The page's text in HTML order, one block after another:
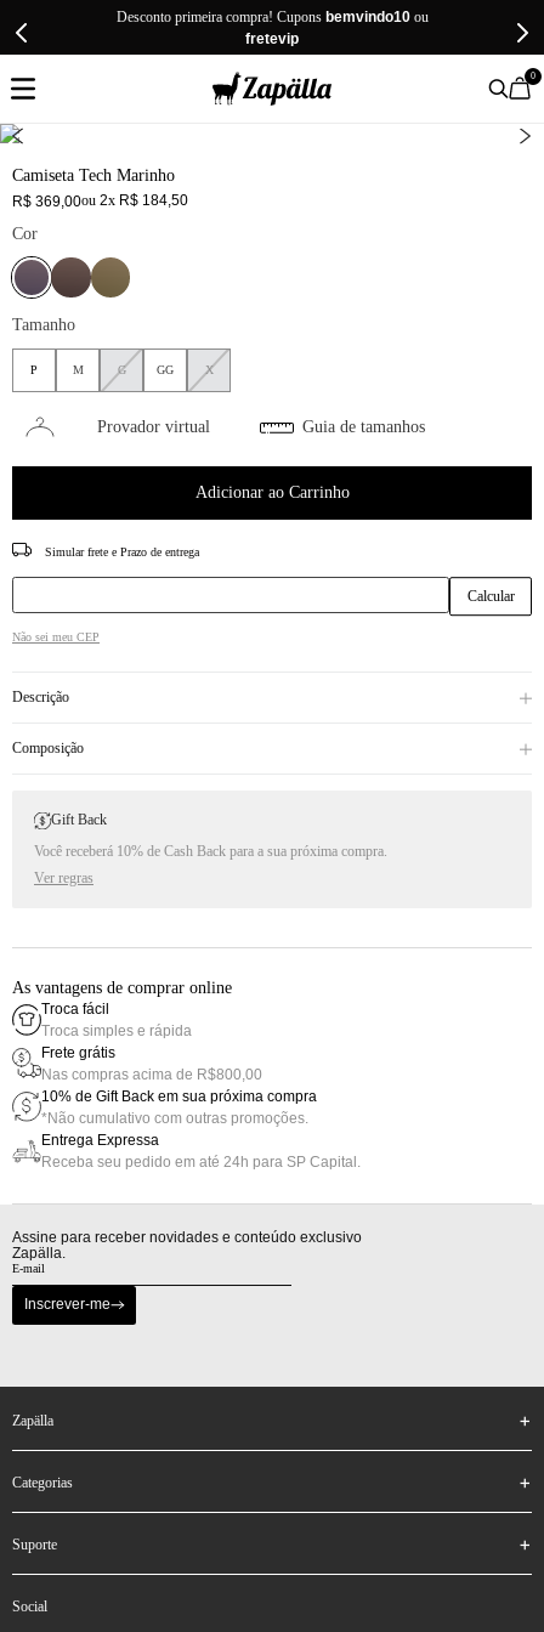
Desconto primeira compra! Cupons bemvindo10ou
fretevip
0
Camiseta Tech Marinho
R$ 369,00ou 2x R$ 184,50
Cor
Tamanho
P M G GG X
Provador virtual Guia de tamanhos
Adicionar ao Carrinho
CEP
Não sei meu CEP
Descrição
Composição
Gift Back
Você receberá 10% de Cash Back para a sua próxima compra.
Ver regras
As vantagens de comprar online
Troca fácil
Troca simples e rápida
Frete grátis
Nas compras acima de R$800,00
10% de Gift Back em sua próxima compra
*Não cumulativo com outras promoções.
Entrega Expressa
Receba seu pedido em até 24h para SP Capital.
Assine para receber novidades e conteúdo exclusivo
Zapälla.
Inscrever-me
zapälla
categorias
suporte
social